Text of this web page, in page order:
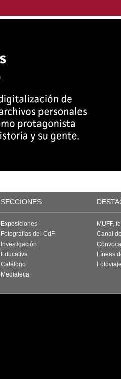
SECCIONES
Exposiciones
Fotografías del CdF
Investigación
Educativa
Catálogo
Mediateca
MUFF,
Canal
Líneas